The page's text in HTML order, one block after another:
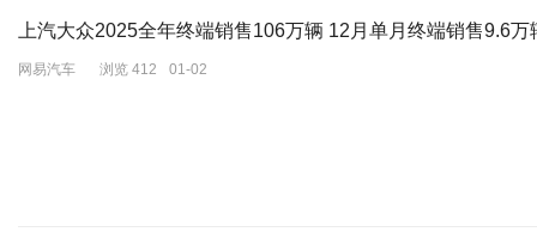
上汽大众2025全年终端销售106万辆 12月单月终端销售9.6万
网易汽车 浏览 412 01-02